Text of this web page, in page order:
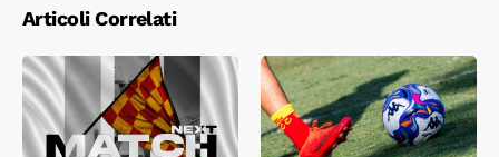
Articoli Correlati